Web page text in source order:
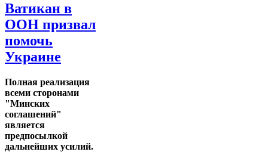
Ватикан в
ООН призвал
помочь
Украине
Полная реализация
всеми сторонами
"Минских
соглашений"
является
предпосылкой
дальнейших усилий.